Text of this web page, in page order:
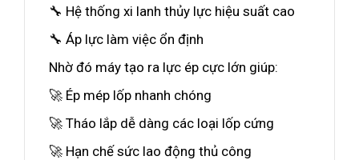
🔧 Hệ thống xi lanh thủy lực hiệu suất cao
🔧 Áp lực làm việc ổn định
Nhờ đó máy tạo ra lực ép cực lớn giúp:
🚀 Ép mép lốp nhanh chóng
🚀 Tháo lắp dễ dàng các loại lốp cứng
🚀 Hạn chế sức lao động thủ công